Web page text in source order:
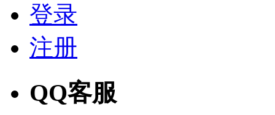
登录
注册
QQ客服